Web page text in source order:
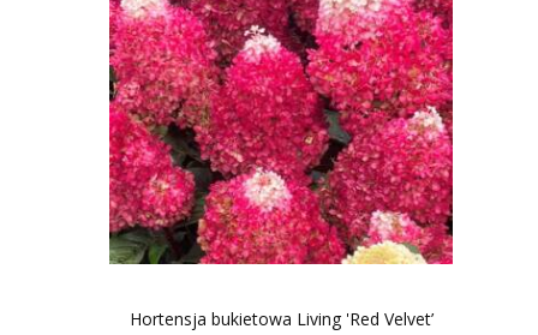
Hortensja bukietowa Living 'Red Velvet’